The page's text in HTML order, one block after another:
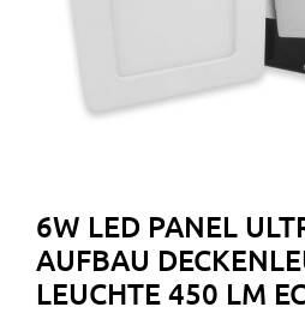
6W LED PANEL
AUFBAU
LEUCHTE 450 LM